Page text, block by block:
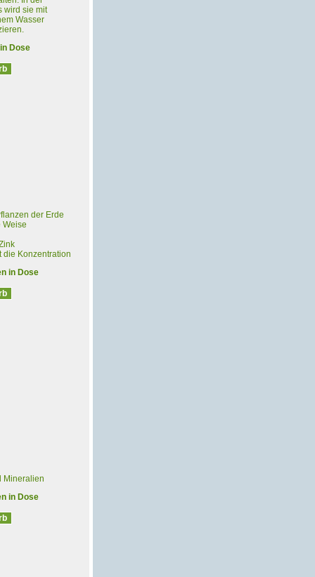
wird sie mit
Wasser
Dose
der Erde
Weise
die Konzentration
in Dose
Mineralien
in Dose